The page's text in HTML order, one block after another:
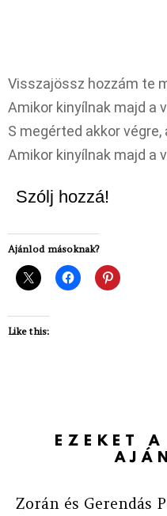
Visszajössz hozzám te
Amikor kinyílnak majd a
S megérted akkor végre,
Amikor kinyílnak majd a
Szólj hozzá!
Ajánlod másoknak?
Like this:
EZEKET A
Zorán és Gerendás